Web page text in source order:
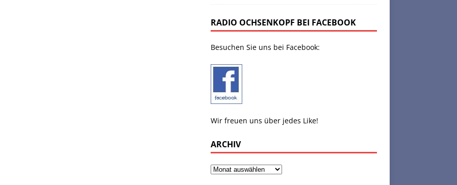
RADIO OCHSENKOPF BEI FACEBOOK
Besuchen Sie uns bei Facebook:
Wir freuen uns über jedes Like!
ARCHIV